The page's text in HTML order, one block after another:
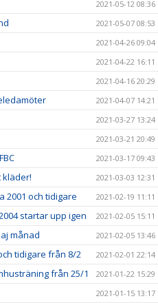
2021-05-12 08:36
2021-05-07 08:53
2021-04-26 09:04
2021-04-22 16:11
2021-04-16 20:29
2021-04-07 14:21
2021-03-27 13:24
2021-03-21 20:49
2021-03-17 09:43
kläder! 2021-03-03 12:31
2001 och tidigare 2021-02-19 11:11
startar upp igen 2021-02-05 15:11
månad 2021-02-05 13:46
tidigare från 8/2 2021-02-01 22:14
från 25/1 2021-01-22 15:29
2021-01-15 13:17